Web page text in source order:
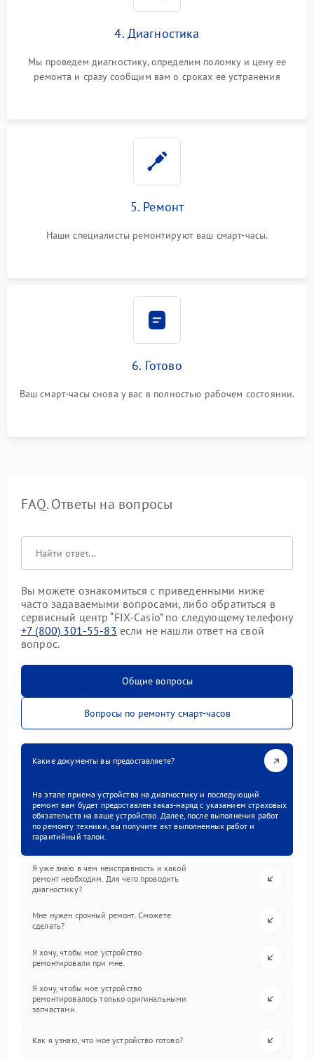
4. Диагностика
Мы проведем диагностику, определим поломку и цену ее
ремонта и сразу сообщим вам о сроках ее устранения
5. Ремонт
Наши специалисты ремонтируют ваш смарт-часы.
6. Готово
Ваш смарт-часы снова у вас в полностью рабочем состоянии.
FAQ. Ответы на вопросы
Вы можете ознакомиться с приведенными ниже
часто задаваемыми вопросами, либо обратиться в
сервисный центр “FIX-Casio” по следующему телефону
+7 (800) 301-55-83 если не нашли ответ на свой
вопрос.
Общие вопросы
Вопросы по ремонту смарт-часов
Какие документы вы предоставляете?
На этапе приема устройства на диагностику и последующий
ремонт вам будет предоставлен заказ-наряд с указанием страховых
обязательств на ваше устройство. Далее, после выполнения работ
по ремонту техники, вы получите акт выполненных работ и
гарантийный талон.
Я уже знаю в чем неисправность и какой
ремонт необходим. Для чего проводить
диагностику?
Мне нужен срочный ремонт. Сможете
сделать?
Я хочу, чтобы мое устройство
ремонтировали при мне.
Я хочу, чтобы мое устройство
ремонтировалось только оригинальными
запчастями.
Как я узнаю, что мое устройство готово?